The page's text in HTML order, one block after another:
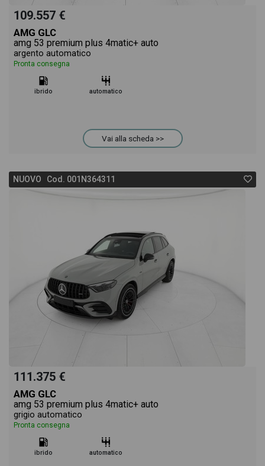
109.557 €
AMG GLC
amg 53 premium plus 4matic+ auto
argento automatico
Pronta consegna
ibrido automatico
Vai alla scheda >>
NUOVO Cod. 001N364311
111.375 €
AMG GLC
amg 53 premium plus 4matic+ auto
grigio automatico
Pronta consegna
ibrido automatico